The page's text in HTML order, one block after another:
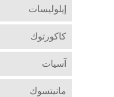
إيلوليسات
كاكورتوك
آسيات
مانيتسوك